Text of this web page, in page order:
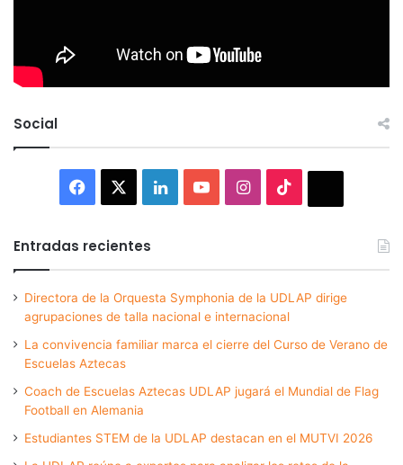
Social
Facebook LinkedInYouTubeInstagram
Entradas recientes
Directora de la Orquesta Symphonia de la UDLAP dirige
agrupaciones de talla nacional e internacional
La convivencia familiar marca el cierre del Curso de Verano de
Escuelas Aztecas
Coach de Escuelas Aztecas UDLAP jugará el Mundial de Flag
Football en Alemania
Estudiantes STEM de la UDLAP destacan en el MUTVI 2026